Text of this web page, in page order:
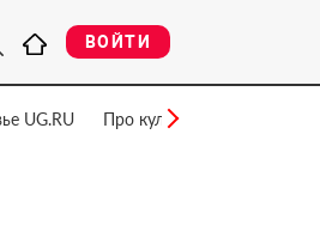
ВОЙТИ
UG.RU Про культуру UG.RU